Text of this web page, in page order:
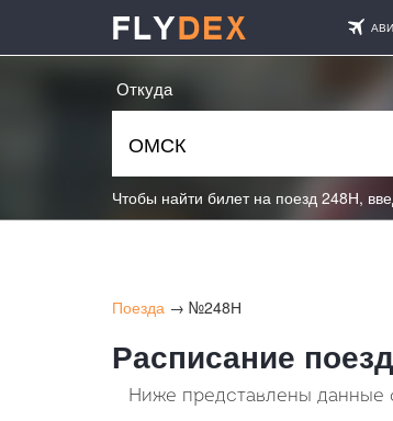
Откуда
Чтобы найти билет на поезд 248Н,
Поезда → №248Н
Расписание
Ниже представлены данные